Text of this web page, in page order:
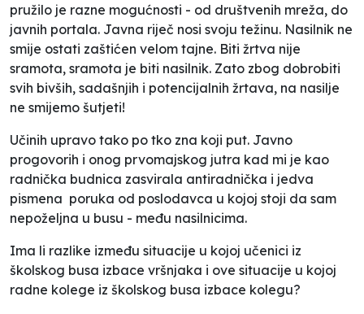
pružilo je razne mogućnosti - od društvenih mreža, do
javnih portala. Javna riječ nosi svoju težinu. Nasilnik ne
smije ostati zaštićen velom tajne. Biti žrtva nije
sramota, sramota je biti nasilnik. Zato zbog dobrobiti
svih bivših, sadašnjih i potencijalnih žrtava, na nasilje
ne smijemo šutjeti!
Učinih upravo tako po tko zna koji put. Javno
progovorih i onog prvomajskog jutra kad mi je kao
radnička budnica zasvirala antiradnička i jedva
pismena poruka od poslodavca u kojoj stoji da sam
nepoželjna u busu - među nasilnicima.
Ima li razlike između situacije u kojoj učenici iz
školskog busa izbace vršnjaka i ove situacije u kojoj
radne kolege iz školskog busa izbace kolegu?